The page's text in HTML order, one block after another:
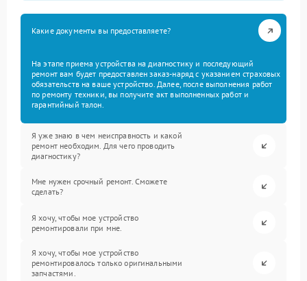
Какие документы вы предоставляете?
На этапе приема устройства на диагностику и последующий
ремонт вам будет предоставлен заказ-наряд с указанием страховых
обязательств на ваше устройство. Далее, после выполнения работ
по ремонту техники, вы получите акт выполненных работ и
гарантийный талон.
Я уже знаю в чем неисправность и какой
ремонт необходим. Для чего проводить
диагностику?
Мне нужен срочный ремонт. Сможете
сделать?
Я хочу, чтобы мое устройство
ремонтировали при мне.
Я хочу, чтобы мое устройство
ремонтировалось только оригинальными
запчастями.